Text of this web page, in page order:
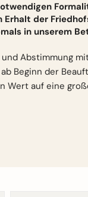
Erhalt der
in unserem
Abstimmung
Beginn der
Wert auf eine